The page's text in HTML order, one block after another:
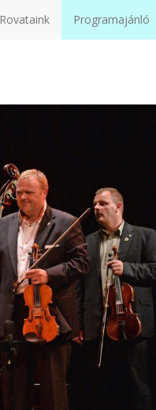
Rovataink Programajánló